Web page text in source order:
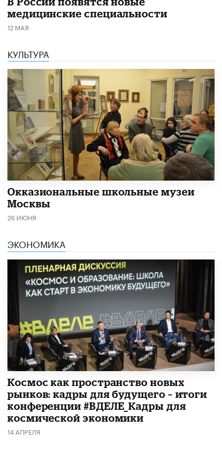
медицинские специальности
12 МАЯ
КУЛЬТУРА
​Окказиональные школьные музеи
Москвы
26 ИЮНЯ
ЭКОНОМИКА
Космос как пространство новых
рынков: кадры для будущего – итоги
конференции #ВДЕЛЕ_Кадры для
космической экономики
14 АПРЕЛЯ